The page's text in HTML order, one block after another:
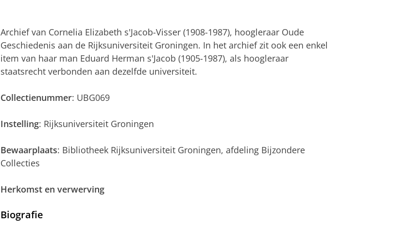
Archief van Cornelia Elizabeth s'Jacob-Visser (1908-1987), hoogleraar Oude
Geschiedenis aan de Rijksuniversiteit Groningen. In het archief zit ook een enkel
item van haar man Eduard Herman s'Jacob (1905-1987), als hoogleraar
staatsrecht verbonden aan dezelfde universiteit.
Collectienummer: UBG069
Instelling: Rijksuniversiteit Groningen
Bewaarplaats: Bibliotheek Rijksuniversiteit Groningen, afdeling Bijzondere
Collecties
Herkomst en verwerving
Biografie